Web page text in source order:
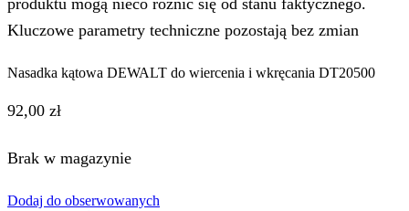
produktu mogą nieco różnić się od stanu faktycznego.
Kluczowe parametry techniczne pozostają bez zmian
Nasadka kątowa DEWALT do wiercenia i wkręcania DT20500
92,00 zł
Brak w magazynie
Dodaj do obserwowanych